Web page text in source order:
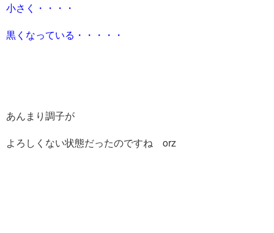
小さく・・・・
黒くなっている・・・・・
あんまり調子が
よろしくない状態だったのですね orz